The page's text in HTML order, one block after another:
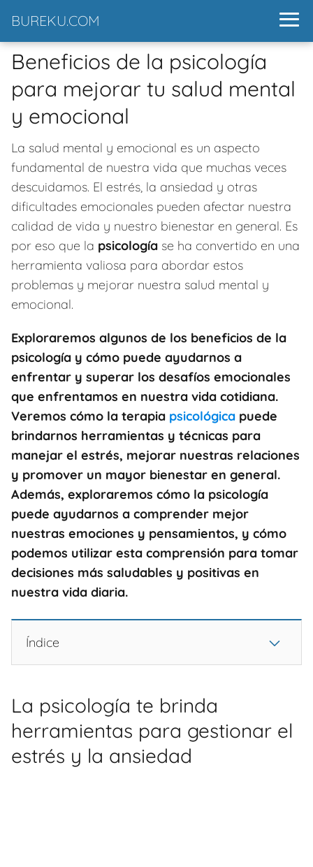
BUREKU.COM
Beneficios de la psicología
para mejorar tu salud mental
y emocional
La salud mental y emocional es un aspecto
fundamental de nuestra vida que muchas veces
descuidamos. El estrés, la ansiedad y otras
dificultades emocionales pueden afectar nuestra
calidad de vida y nuestro bienestar en general. Es
por eso que la psicología se ha convertido en una
herramienta valiosa para abordar estos
problemas y mejorar nuestra salud mental y
emocional.
Exploraremos algunos de los beneficios de la
psicología y cómo puede ayudarnos a
enfrentar y superar los desafíos emocionales
que enfrentamos en nuestra vida cotidiana.
Veremos cómo la terapia psicológica puede
brindarnos herramientas y técnicas para
manejar el estrés, mejorar nuestras relaciones
y promover un mayor bienestar en general.
Además, exploraremos cómo la psicología
puede ayudarnos a comprender mejor
nuestras emociones y pensamientos, y cómo
podemos utilizar esta comprensión para tomar
decisiones más saludables y positivas en
nuestra vida diaria.
Índice
La psicología te brinda
herramientas para gestionar el
estrés y la ansiedad